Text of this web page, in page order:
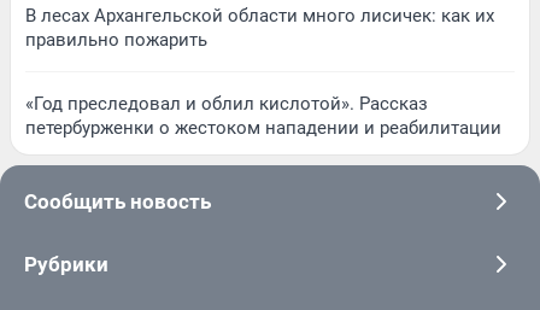
В лесах Архангельской области много лисичек: как их
правильно пожарить
«Год преследовал и облил кислотой». Рассказ
петербурженки о жестоком нападении и реабилитации
Сообщить новость
Рубрики